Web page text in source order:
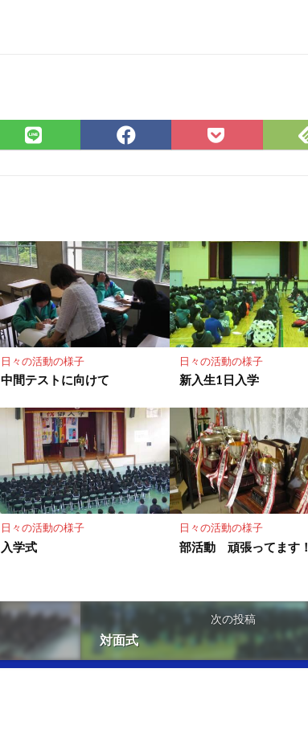
LINE
で
Facebook
で
Pocket
に
日々の活動の様子
中間テストに向けて
日々の活動の様子
新入生1日入学
日々の活動の様子
入学式
日々の活動の様子
部活動 頑張ってます！
次の投稿
対面式